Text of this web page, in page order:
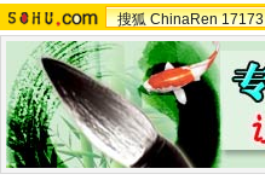
搜狐 ChinaRen 17173